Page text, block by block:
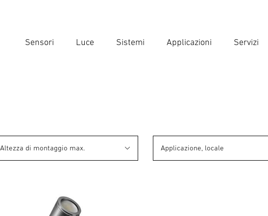
Sensori Luce Sistemi Applicazioni Servizi
Altezza di montaggio max. Applicazione, locale